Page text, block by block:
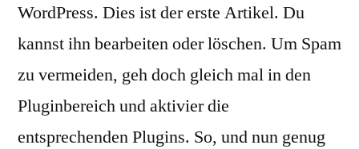
WordPress. Dies ist der erste Artikel. Du
kannst ihn bearbeiten oder löschen. Um Spam
zu vermeiden, geh doch gleich mal in den
Pluginbereich und aktivier die
entsprechenden Plugins. So, und nun genug